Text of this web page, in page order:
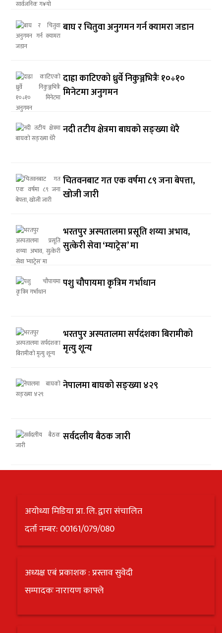
बाघ र चितुवा अनुगमन गर्न क्यामरा जडान
दाह्रा काटिएको ध्रुर्वे निकुञ्जभित्रैः १०÷१०
मिनेटमा अनुगमन
नदी तटीय क्षेत्रमा बाघको सङ्ख्या धेरै
चितवनबाट गत एक वर्षमा ८९ जना बेपत्ता,
खोजी जारी
भरतपुर अस्पतालमा प्रसूति शय्या अभाव,
सुत्केरी सेवा ‘म्याट्रेस’ मा
पशु चौपायमा कृत्रिम गर्भाधान
भरतपुर अस्पतालमा सर्पदंशका बिरामीको
मृत्यु शून्य
नेपालमा बाघको सङ्ख्या ४२९
सर्वदलीय बैठक जारी
अयोध्या मिडिया प्रा. लि. द्वारा संचालित
दर्ता नम्बर: 00161/079/080
अध्यक्ष एबं प्रकाशक : प्रस्ताव सुवेदी
सम्पादकः नारायण काफ्ले